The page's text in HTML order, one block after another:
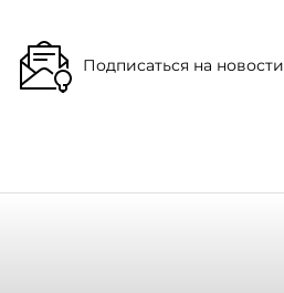
Подписаться на новости